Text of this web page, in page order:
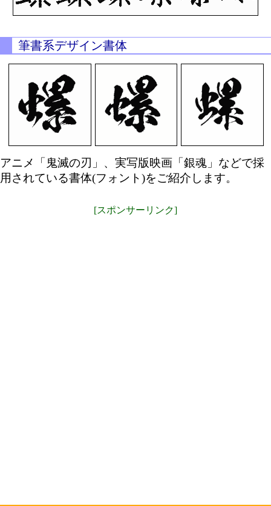
筆書系デザイン書体
アニメ「鬼滅の刃」、実写版映画「銀魂」などで採
用されている書体(フォント)をご紹介します。
[スポンサーリンク]